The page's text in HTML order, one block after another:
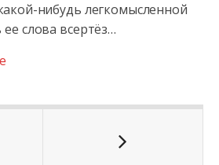
нибудь легкомысленной
слова всертёз…